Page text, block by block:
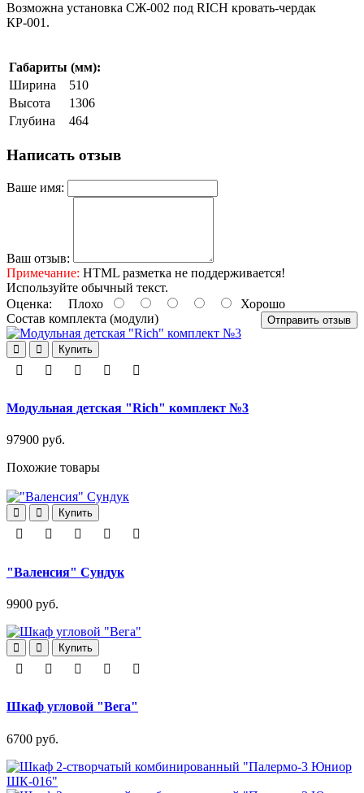
Возможна установка СЖ-002 под RICH кровать-чердак
КР-001.
Габариты (мм):
Ширина
510
Высота
1306
Глубина
464
Написать отзыв
Ваше имя:
Ваш отзыв:
Примечание: HTML разметка не поддерживается!
Используйте обычный текст.
Оценка: Плохо Хорошо
Отправить отзыв
Состав комплекта (модули)
Купить
Модульная детская "Rich" комплект №3
97900 руб.
Похожие товары
Купить
"Валенсия" Сундук
9900 руб.
Купить
Шкаф угловой "Вега"
6700 руб.